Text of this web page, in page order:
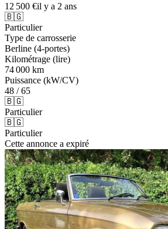
12 500 €il y a 2 ans
🇧🇬
Particulier
Type de carrosserie
Berline (4-portes)
Kilométrage (lire)
74 000 km
Puissance (kW/CV)
48 / 65
🇧🇬
Particulier
🇧🇬
Particulier
Cette annonce a expiré